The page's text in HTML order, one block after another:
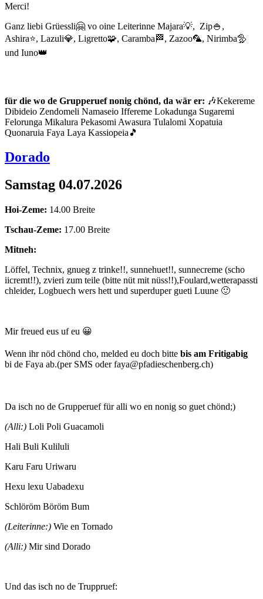
Merci!
Ganz liebi Grüessli🤗 vo oine Leiterinne Majara💡, Zip🍚,
Ashira⭐️, Lazuli💎, Ligretto🧩, Caramba🏁, Zazoo🦜, Nirimba🦤
und Iuno👑
für die wo de Grupperuef nonig chönd, da wär er: 🎶Kekereme
Dibideio Zendomeli Namaseio Iffereme Lokadunga Sugaremi
Felorunga Mikalura Pekasomi Awasura Tulalomi Xopatuia
Quonaruia Faya Laya Kassiopeia🎵
Dorado
Samstag 04.07.2026
Hoi-Zeme: 14.00 Breite
Tschau-Zeme: 17.00 Breite
Mitneh:
Löffel, Technix, gnueg z trinke!!, sunnehuet!!, sunnecreme (scho
iicremt!!), zvieri zum teile (bitte nüt mit nüss!!),Foulard,wetterapassti
chleider, Logbuech wers hett und superduper gueti Luune 🙂
Mir freued eus uf eu 😀
Wenn ihr nöd chönd cho, melded eu doch bitte bis am Fritigabig
bi de Faya ab.(per SMS oder faya@pfadieschenberg.ch)
Da isch no de Grupperuef für alli wo en nonig so guet chönd;)
(Alli:) Loli Poli Guacamoli
Hali Buli Kuliluli
Karu Faru Uriwaru
Hexu lexu Uabadexu
Schlöröm Böröm Bum
(Leiterinne:) Wie en Tornado
(Alli:) Mir sind Dorado
Und das isch no de Truppruef: